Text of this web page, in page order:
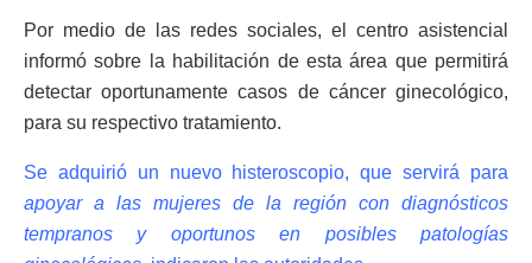
Por medio de las redes sociales, el centro asistencial
informó sobre la habilitación de esta área que permitirá
detectar oportunamente casos de cáncer ginecológico,
para su respectivo tratamiento.
Se adquirió un nuevo histeroscopio, que servirá para
apoyar a las mujeres de la región con diagnósticos
tempranos y oportunos en posibles patologías